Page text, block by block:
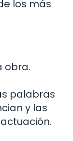
los más
obra.
palabras
y las